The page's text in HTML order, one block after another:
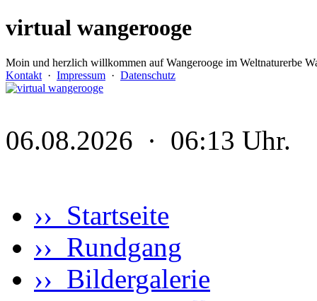
virtual wangerooge
Moin und herzlich willkommen auf Wangerooge im Weltnaturerbe
Kontakt · Impressum · Datenschutz
06.08.2026 · 06:13 Uhr.
›› Startseite
›› Rundgang
›› Bildergalerie